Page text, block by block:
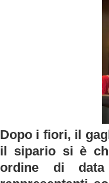
Dopo i fiori, il
il sipario si è
ordine di